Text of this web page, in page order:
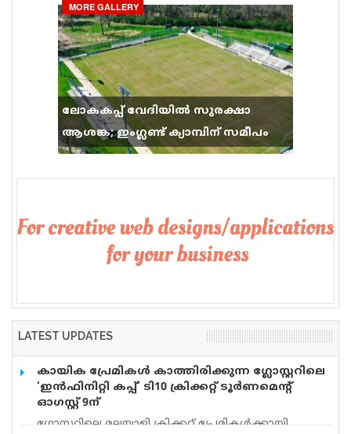
MORE GALLERY
ലോകകപ്പ് വേദിയിൽ സുരക്ഷാ
ആശങ്ക; ഇംഗ്ലണ്ട് ക്യാമ്പിന് സമീപം
വെടിവെപ്പ്, 9 പേർക്ക് പരിക്ക്
LATEST UPDATES
കായിക പ്രേമികള്‍ കാത്തിരിക്കുന്ന ഗ്ലോസ്റ്ററിലെ
‘ഇന്‍ഫിനിറ്റി കപ്പ്’ ടി10 ക്രിക്കറ്റ് ടൂര്‍ണമെന്റ്
ഓഗസ്റ്റ് 9ന്
ഗ്ലോസ്റ്ററിലെ മലയാളി ക്രിക്കറ്റ് പ്രേമികള്‍ക്കായി